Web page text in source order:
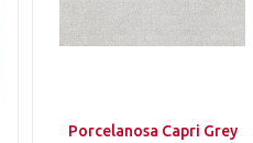
Porcelanosa Capri Grey